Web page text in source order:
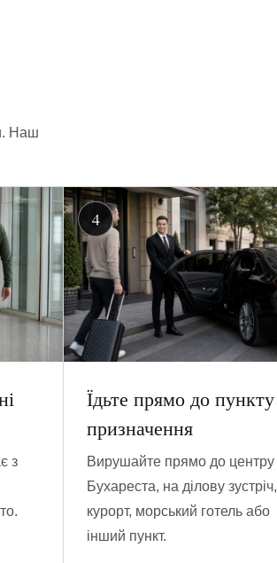
Наш
з
Їдьте прямо до пункту
призначення
Вирушайте прямо до центру
Бухареста, на ділову зустріч,
курорт, морський готель або
інший пункт.